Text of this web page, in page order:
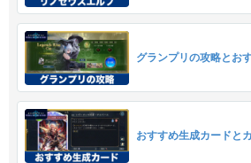
グランプリの攻略とお
おすすめ生成カードと